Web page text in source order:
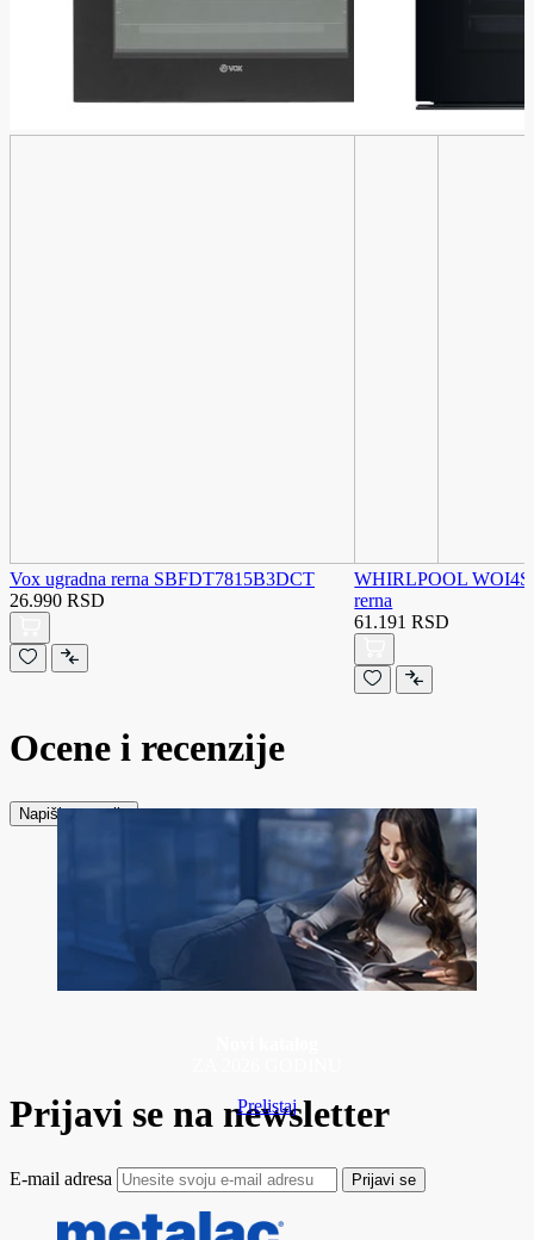
Vox ugradna rerna SBFDT7815B3DCT
26.990 RSD
WHIRLPOOL
rerna
61.191 RSD
Ocene i recenzije
Napiši recenziju
Prelistaj
Prijavi se na newsletter
E-mail adresa Prijavi se